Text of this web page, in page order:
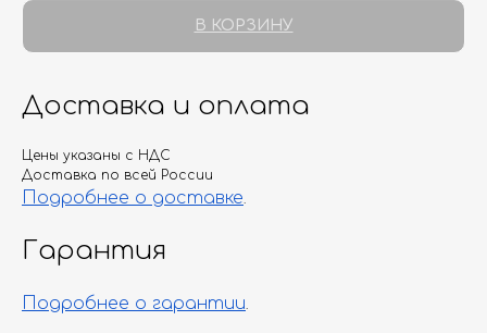
В КОРЗИНУ
Доставка и оплата
Цены указаны с НДС
Доставка по всей России
Подробнее о доставке.
Гарантия
Подробнее о гарантии.
Дизайнерам
Гарантия